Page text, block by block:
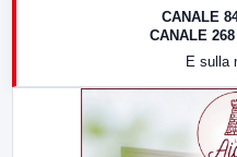
CANALE
CANALE 268
E sulla